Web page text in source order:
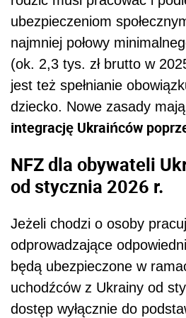
ubezpieczeniom
najmniej połowy
(ok. 2,3 tys. zł brutto w
jest też spełnianie
dziecko. Nowe zasady mają
integrację Ukraińców
NFZ dla obywateli
od stycznia 2026 r.
Jeżeli chodzi o osoby
odprowadzające
będą ubezpieczone w
uchodźców z Ukrainy od
dostęp wyłącznie do